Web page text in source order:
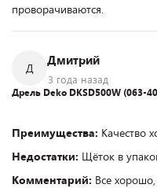
проворачиваются.
Д
Дмитрий
3 года назад
Дрель Deko DKSD500W (063-
Преимущества: Качество
Недостатки: Щёток в
Комментарий: Все